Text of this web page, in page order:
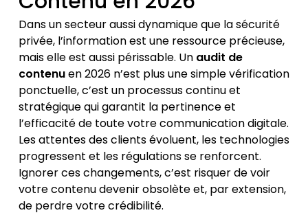
Dans un secteur aussi dynamique que la sécurité
privée, l’information est une ressource précieuse,
mais elle est aussi périssable. Un audit de
contenuen 2026 n’est plus une simple vérification
ponctuelle, c’est un processus continu et
stratégique qui garantit la pertinence et
l’efficacité de toute votre communication digitale.
Les attentes des clients évoluent, les technologies
progressent et les régulations se renforcent.
Ignorer ces changements, c’est risquer de voir
votre contenu devenir obsolète et, par extension,
de perdre votre crédibilité.